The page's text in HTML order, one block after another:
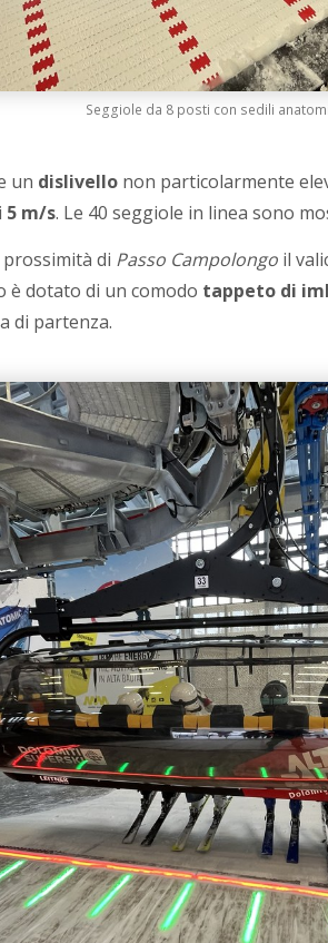
Seggiole da 8 posti con sedili
un dislivello non particolarmente
5 m/s. Le 40 seggiole in linea sono
di Passo Campolongo il
è dotato di un comodo tappeto di
di partenza.